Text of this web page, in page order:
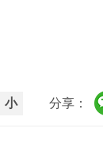
小 分享：